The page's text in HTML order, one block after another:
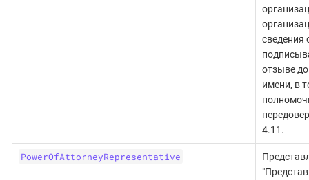
сведения
отзыве
имени, в
4.11.
PowerOfAttorneyRepresentative